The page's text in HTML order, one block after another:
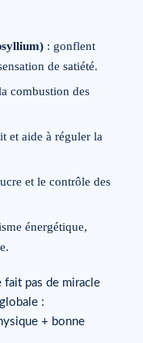
: gonflent
de satiété.
combustion des
et aide à réguler la
et le contrôle des
énergétique,
fait pas de miracle
:
+ bonne